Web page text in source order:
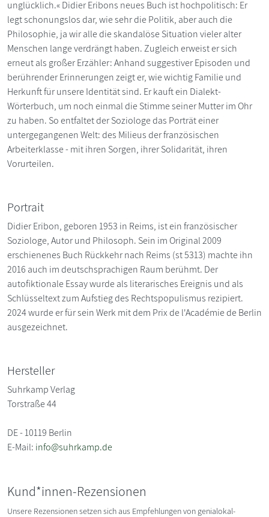
unglücklich.« Didier Eribons neues Buch ist hochpolitisch: Er
legt schonungslos dar, wie sehr die Politik, aber auch die
Philosophie, ja wir alle die skandalöse Situation vieler alter
Menschen lange verdrängt haben. Zugleich erweist er sich
erneut als großer Erzähler: Anhand suggestiver Episoden und
berührender Erinnerungen zeigt er, wie wichtig Familie und
Herkunft für unsere Identität sind. Er kauft ein Dialekt-
Wörterbuch, um noch einmal die Stimme seiner Mutter im Ohr
zu haben. So entfaltet der Soziologe das Porträt einer
untergegangenen Welt: des Milieus der französischen
Arbeiterklasse - mit ihren Sorgen, ihrer Solidarität, ihren
Vorurteilen.
Portrait
Didier Eribon, geboren 1953 in Reims, ist ein französischer
Soziologe, Autor und Philosoph. Sein im Original 2009
erschienenes Buch Rückkehr nach Reims (st 5313) machte ihn
2016 auch im deutschsprachigen Raum berühmt. Der
autofiktionale Essay wurde als literarisches Ereignis und als
Schlüsseltext zum Aufstieg des Rechtspopulismus rezipiert.
2024 wurde er für sein Werk mit dem Prix de l'Académie de Berlin
ausgezeichnet.
Hersteller
Suhrkamp Verlag
Torstraße 44
DE - 10119 Berlin
E-Mail: info@suhrkamp.de
Kund*innen-Rezensionen
Unsere Rezensionen setzen sich aus Empfehlungen von genialokal-